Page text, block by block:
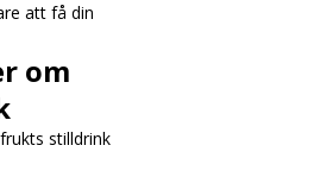
att få din
om
stilldrink